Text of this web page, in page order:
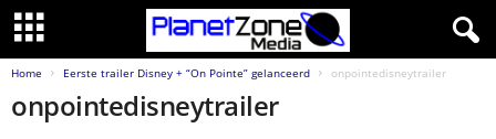
Home Eerste trailer Disney + “On Pointe” gelanceerd onpointedisneytrailer
onpointedisneytrailer